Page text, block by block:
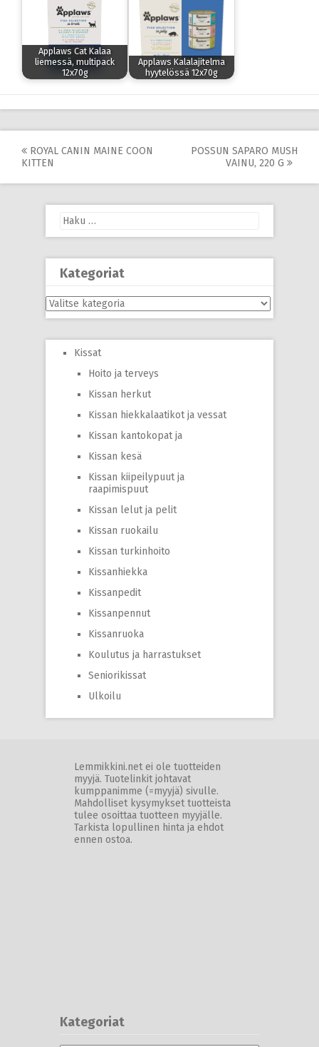
Applaws Cat Kalaa
liemessä, multipack
12x70g
Applaws Kalalajitelma
hyytelössä 12x70g
Post
ROYAL CANIN MAINE COON
KITTEN
POSSUN SAPARO MUSH
VAINU, 220 G
Haku:
Kategoriat
Kategoriat
Kissat
Hoito ja terveys
Kissan herkut
Kissan hiekkalaatikot ja vessat
Kissan kantokopat ja
Kissan kesä
Kissan kiipeilypuut ja
raapimispuut
Kissan lelut ja pelit
Kissan ruokailu
Kissan turkinhoito
Kissanhiekka
Kissanpedit
Kissanpennut
Kissanruoka
Koulutus ja harrastukset
Seniorikissat
Ulkoilu
Lemmikkini.net ei ole tuotteiden
myyjä. Tuotelinkit johtavat
kumppanimme (=myyjä) sivulle.
Mahdolliset kysymykset tuotteista
tulee osoittaa tuotteen myyjälle.
Tarkista lopullinen hinta ja ehdot
ennen ostoa.
Kategoriat